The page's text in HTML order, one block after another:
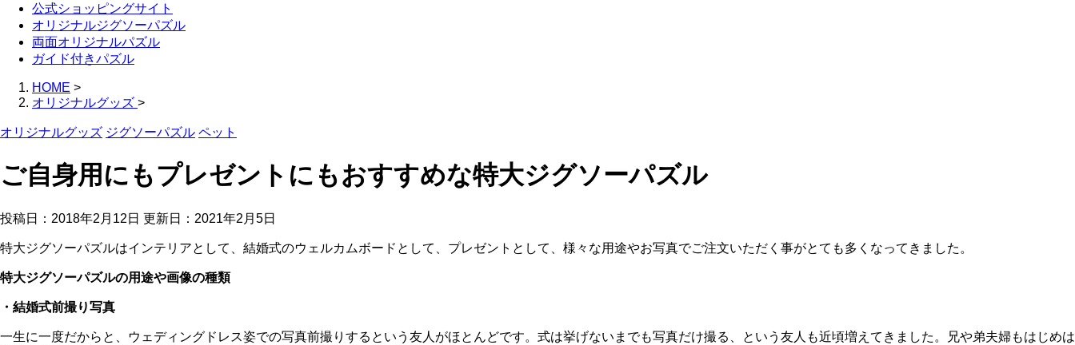
公式ショッピングサイト
オリジナルジグソーパズル
両面オリジナルパズル
ガイド付きパズル
HOME >
オリジナルグッズ >
オリジナルグッズ ジグソーパズル ペット
ご自身用にもプレゼントにもおすすめな特大ジグソーパズル
投稿日：2018年2月12日 更新日： 2021年2月5日
特大ジグソーパズルはインテリアとして、結婚式のウェルカムボードとして、プレゼントとして、様々な用途やお写真でご注文いただく事がとても多くなってきました。
特大ジグソーパズルの用途や画像の種類
・結婚式前撮り写真
一生に一度だからと、ウェディングドレス姿での写真前撮りするという友人がほとんどです。式は挙げないまでも写真だけ撮る、という友人も近頃増えてきました。兄や弟夫婦もはじめは